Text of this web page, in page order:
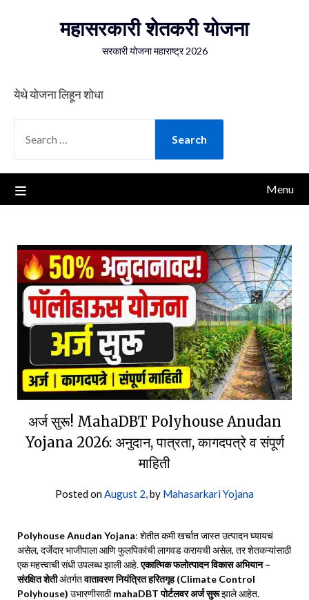
महासरकारी शेतकरी योजना
सरकारी योजना महाराष्ट्र 2026
येथे योजना लिहून शोधा
FOR:
Menu
अर्ज सुरू! MahaDBT Polyhouse Anudan
Yojana 2026: अनुदान, पात्रता, कागदपत्रे व संपूर्ण
माहिती
Posted onAugust 2,by Mahasarkari Yojana
Polyhouse Anudan Yojana: शेतीत कमी खर्चात जास्त उत्पादन घ्यायचं
असेल, दर्जेदार भाजीपाला आणि फुलपिकांची लागवड करायची असेल, तर शेतकऱ्यांसाठी
एक महत्त्वाची संधी उपलब्ध झाली आहे.एकात्मिक फलोत्पादन विकास अभियान –
संरक्षित शेतीअंतर्गतवातावरण नियंत्रित हरितगृह (Climate Control
Polyhouse) उभारणीसाठीmahaDBT पोर्टलवर अर्ज सुरूझाले आहेत.